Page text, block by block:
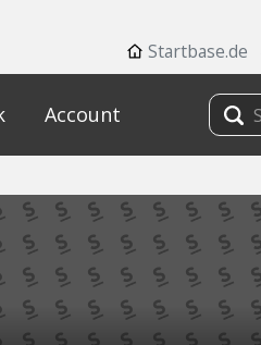
Startbase.de
Account